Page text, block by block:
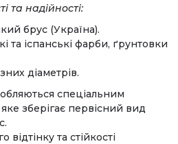
та надійності:
брус (Україна).
та іспанські фарби, ґрунтовки
діаметрів.
спеціальним
зберігає первісний вид
та стійкості